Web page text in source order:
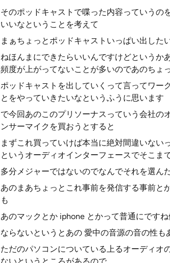
そのポッドキャストで喋った内容っていうの
いいなということを考えて
まぁちょっとポッドキャストいっぱい出した
ねほんまにできたらいいんですけどというか
頻度が上がってないことが多いのであのちょ
ポッドキャストを出していくって言ってワー
とをやっていきたいなというふうに思います
で今回あのこのプリソーナスっていう会社
ンサーマイクを買おうとすると
まずこれ買っていけば本当に絶対間違いな
というオーディオインターフェースでそこま
多分メジャーではないのでなんでそれを選ん
あのまあちょっとこれ事前を発信する事前と
も
あのマックとか iphone とかって普通にです
ならないというとあの 愛中の音源の音の性
ただのパソコンについている上るオーディオ